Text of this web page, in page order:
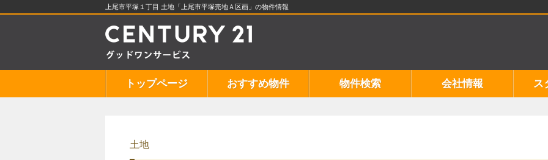
上尾市平塚１丁目 土地「上尾市平塚売地Ａ区画」の物件情報
トップページ おすすめ物件 物件検索 会社情報 ス
土地